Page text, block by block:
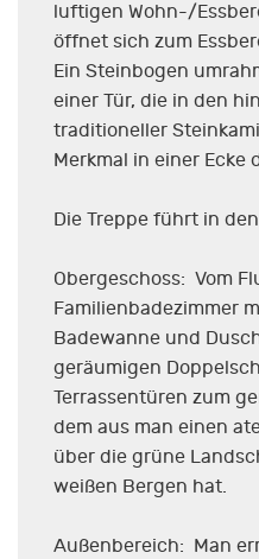
luftigen Wohn-/
öffnet sich zum
Ein Steinbogen
einer Tür, die in den
traditioneller
Merkmal in einer Ecke
Die Treppe führt in
Obergeschoss: Vom
Familienbadezimmer
Badewanne und
geräumigen
Terrassentüren zum
dem aus man einen
über die grüne
weißen Bergen hat.
Außenbereich: Man